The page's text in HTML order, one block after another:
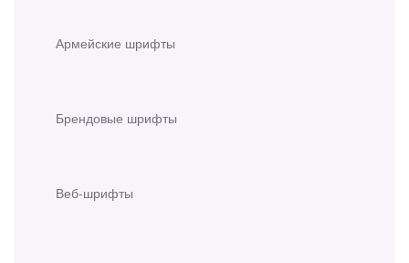
Армейские шрифты
Брендовые шрифты
Веб-шрифты